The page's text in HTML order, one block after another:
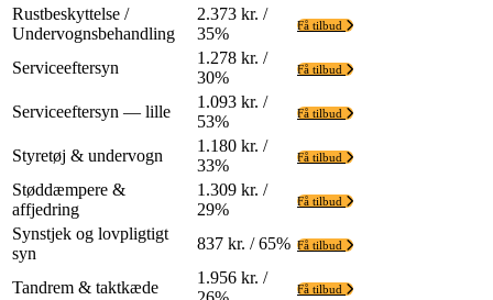
Rustbeskyttelse /
Undervognsbehandling
2.373 kr. /
35%
Få tilbud
Serviceeftersyn
1.278 kr. /
30%
Få tilbud
Serviceeftersyn — lille
1.093 kr. /
53%
Få tilbud
Styretøj & undervogn
1.180 kr. /
33%
Få tilbud
Støddæmpere &
affjedring
1.309 kr. /
29%
Få tilbud
Synstjek og lovpligtigt
syn
837 kr. / 65% Få tilbud
Tandrem & taktkæde
1.956 kr. /
Få tilbud